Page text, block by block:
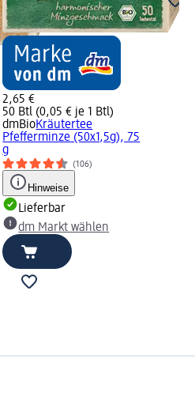
2,65 €
50 Btl (0,05 € je 1 Btl)
dmBioKräutertee
Pfefferminze (50x1,5g), 75
g
(106)
Hinweise
Lieferbar
dm Markt wählen